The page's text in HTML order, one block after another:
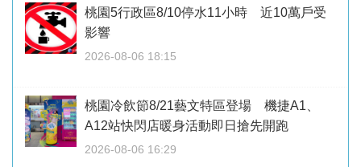
桃園5行政區8/10停水11小時 近10萬戶受
影響
2026-08-06 18:15
桃園冷飲節8/21藝文特區登場 機捷A1、
A12站快閃店暖身活動即日搶先開跑
2026-08-06 16:29